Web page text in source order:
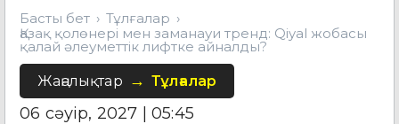
Басты бет
Тұлғалар
Қазақ қолөнері мен заманауи тренд: Qiyal жобасы
қалай әлеуметтік лифтке айналды?
Жаңалықтар Тұлғалар
06 сәуір, 2027 | 05:45